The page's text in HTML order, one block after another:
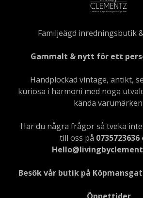
Familjeägd inredningsbutik
Gammalt & nytt för ett
Handplockad vintage, antikt,
kuriosa i harmoni med noga
kända varumärken.
Har du några frågor så tveka
till oss på 0735723636
Besök vår butik på